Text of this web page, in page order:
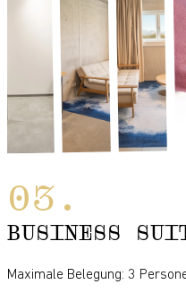
BUSINESS
Maximale Belegung: 3